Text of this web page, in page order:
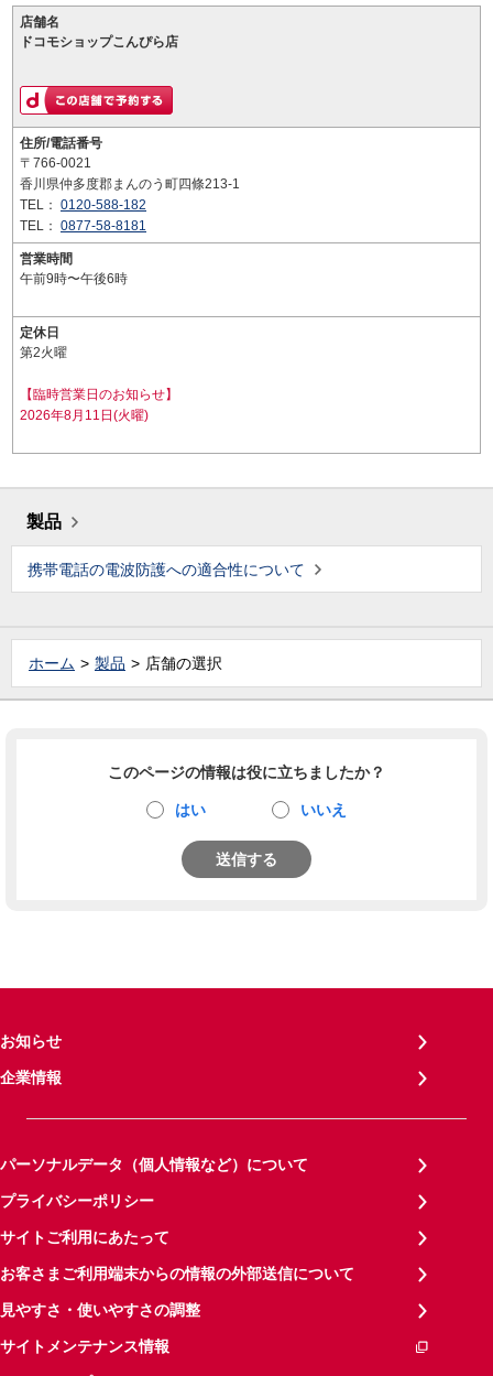
店舗名
ドコモショップこんぴら店
住所/電話番号
〒766-0021
香川県仲多度郡まんのう町四條213-1
TEL： 0120-588-182
TEL： 0877-58-8181
営業時間
午前9時〜午後6時
定休日
第2火曜
【臨時営業日のお知らせ】
2026年8月11日(火曜)
製品
携帯電話の電波防護への適合性について
ホーム 製品 店舗の選択
このページの情報は役に立ちましたか？
はい いいえ
送信する
お知らせ
企業情報
パーソナルデータ（個人情報など）について
プライバシーポリシー
サイトご利用にあたって
お客さまご利用端末からの情報の外部送信について
見やすさ・使いやすさの調整
サイトメンテナンス情報